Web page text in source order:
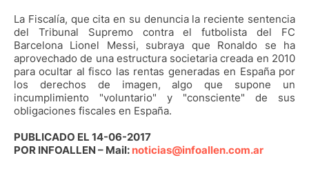
La Fiscalía, que cita en su denuncia la reciente sentencia
del Tribunal Supremo contra el futbolista del FC
Barcelona Lionel Messi, subraya que Ronaldo se ha
aprovechado de una estructura societaria creada en 2010
para ocultar al fisco las rentas generadas en España por
los derechos de imagen, algo que supone un
incumplimiento "voluntario" y "consciente" de sus
obligaciones fiscales en España.
PUBLICADO EL 14-06-2017
POR INFOALLEN – Mail: noticias@infoallen.com.ar